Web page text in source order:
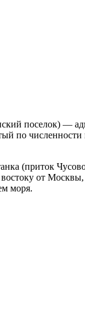
поселок) —
по
(приток
от
моря.